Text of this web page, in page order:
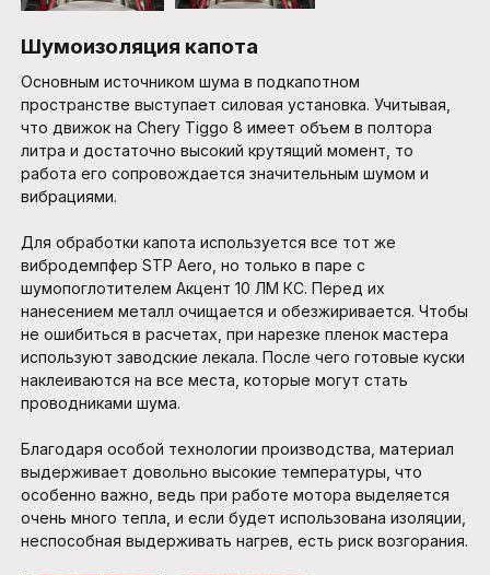
Шумоизоляция капота
Основным источником шума в подкапотном
пространстве выступает силовая установка. Учитывая,
что движок на Chery Tiggo 8 имеет объем в полтора
литра и достаточно высокий крутящий момент, то
работа его сопровождается значительным шумом и
вибрациями.
Для обработки капота используется все тот же
вибродемпфер STP Aero, но только в паре с
шумопоглотителем Акцент 10 ЛМ КС. Перед их
нанесением металл очищается и обезжиривается. Чтобы
не ошибиться в расчетах, при нарезке пленок мастера
используют заводские лекала. После чего готовые куски
наклеиваются на все места, которые могут стать
проводниками шума.
Благодаря особой технологии производства, материал
выдерживает довольно высокие температуры, что
особенно важно, ведь при работе мотора выделяется
очень много тепла, и если будет использована изоляции,
неспособная выдерживать нагрев, есть риск возгорания.